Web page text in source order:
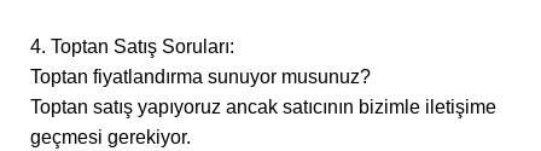
4. Toptan Satış Soruları:
Toptan fiyatlandırma sunuyor musunuz?
Toptan satış yapıyoruz ancak satıcının bizimle iletişime
geçmesi gerekiyor.